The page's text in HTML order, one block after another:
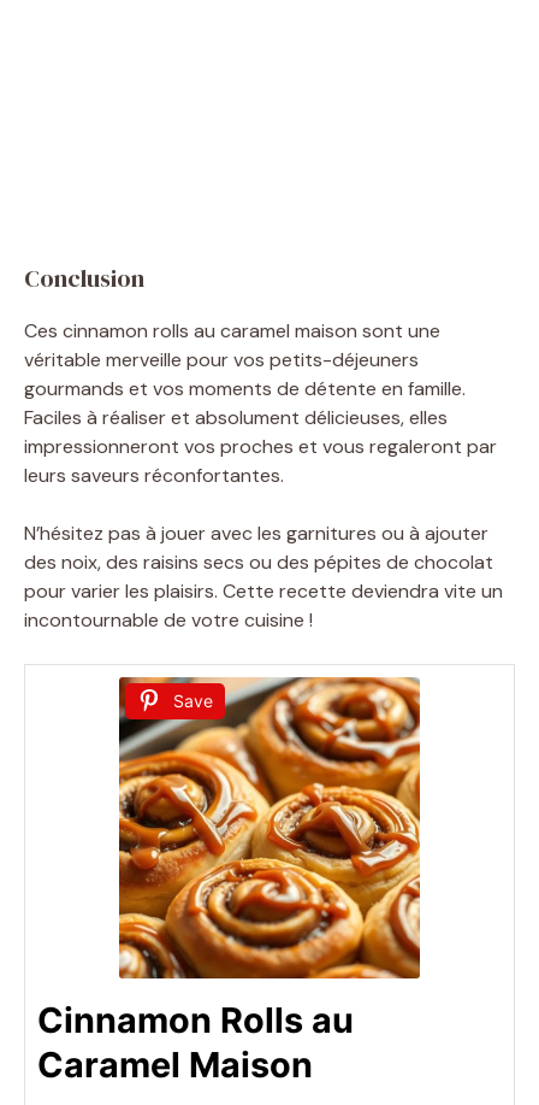
Conclusion
Ces cinnamon rolls au caramel maison sont une
véritable merveille pour vos petits-déjeuners
gourmands et vos moments de détente en famille.
Faciles à réaliser et absolument délicieuses, elles
impressionneront vos proches et vous regaleront par
leurs saveurs réconfortantes.
N’hésitez pas à jouer avec les garnitures ou à ajouter
des noix, des raisins secs ou des pépites de chocolat
pour varier les plaisirs. Cette recette deviendra vite un
incontournable de votre cuisine !
Save
Cinnamon Rolls au
Caramel Maison